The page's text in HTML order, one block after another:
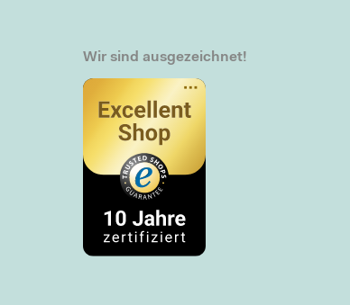
Wir sind ausgezeichnet!